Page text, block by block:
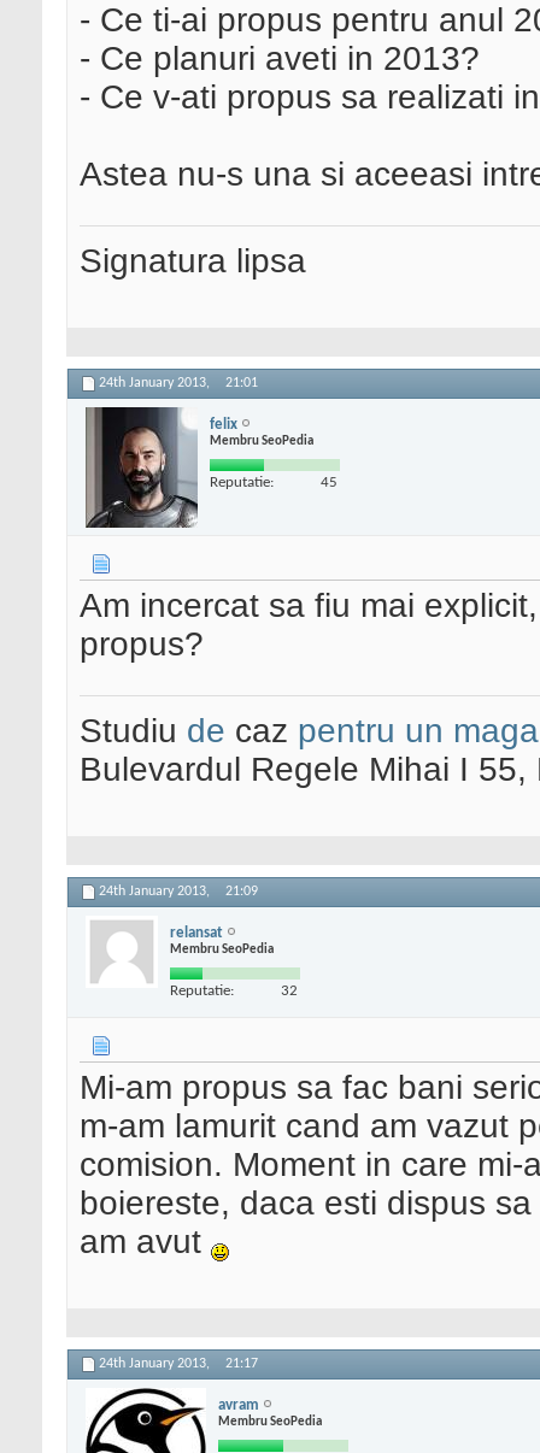
- Ce ti-ai propus pentru anul
- Ce planuri aveti in 2013?
- Ce v-ati propus sa realizati
Astea nu-s una si aceeasi
Signatura lipsa
24th January 2013, 21:01
felix
Membru SeoPedia
Reputatie: 45
Am incercat sa fiu mai
propus?
Studiu de caz pentru un
Bulevardul Regele Mihai I
24th January 2013, 21:09
relansat
Membru SeoPedia
Reputatie: 32
Mi-am propus sa fac bani
m-am lamurit cand am vazut
comision. Moment in care
boiereste, daca esti dispus
am avut
24th January 2013, 21:17
avram
Membru SeoPedia